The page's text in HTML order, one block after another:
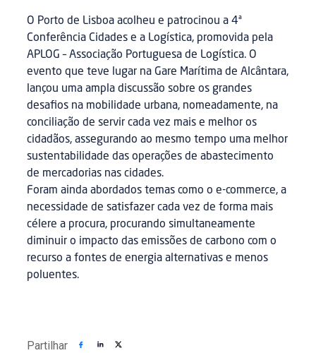
O Porto de Lisboa acolheu e patrocinou a 4ª
Conferência Cidades e a Logística, promovida pela
APLOG – Associação Portuguesa de Logística. O
evento que teve lugar na Gare Marítima de Alcântara,
lançou uma ampla discussão sobre os grandes
desafios na mobilidade urbana, nomeadamente, na
conciliação de servir cada vez mais e melhor os
cidadãos, assegurando ao mesmo tempo uma melhor
sustentabilidade das operações de abastecimento
de mercadorias nas cidades.
Foram ainda abordados temas como o e-commerce, a
necessidade de satisfazer cada vez de forma mais
célere a procura, procurando simultaneamente
diminuir o impacto das emissões de carbono com o
recurso a fontes de energia alternativas e menos
poluentes.
Partilhar